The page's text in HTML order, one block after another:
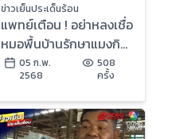
ข่าวเย็นประเด็นร้อน
แพทย์เตือน ! อย่าหลงเชื่อ
หมอพื้นบ้านรักษาแมงกิน
ฟัน โผล่ข้างแก้ม | ข่าวเย็น
ประเด็นร้อน
05 ก.พ.
2568
508
ครั้ง